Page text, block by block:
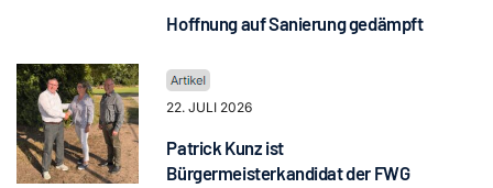
Hoffnung auf Sanierung gedämpft
22. JULI 2026
Patrick Kunz ist
Bürgermeisterkandidat der FWG